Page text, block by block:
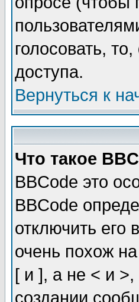
голосовать,
доступа.
Вернуться к
Что такое
BBCode это
BBCode
отключить
очень похож
[ и ], а не < и
создании